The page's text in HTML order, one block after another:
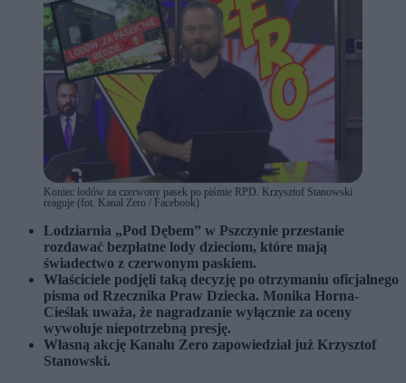
Koniec lodów za czerwony pasek po piśmie RPD. Krzysztof Stanowski
reaguje (fot. Kanał Zero / Facebook)
Lodziarnia „Pod Dębem” w Pszczynie przestanie
rozdawać bezpłatne lody dzieciom, które mają
świadectwo z czerwonym paskiem.
Właściciele podjęli taką decyzję po otrzymaniu oficjalnego
pisma od Rzecznika Praw Dziecka. Monika Horna-
Cieślak uważa, że nagradzanie wyłącznie za oceny
wywołuje niepotrzebną presję.
Własną akcję Kanału Zero zapowiedział już Krzysztof
Stanowski.